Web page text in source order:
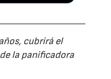
cubrirá el
la panificadora